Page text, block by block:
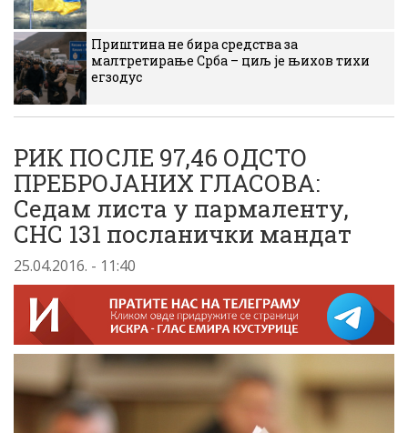
Приштина не бира средства за
малтретирање Срба – циљ је њихов тихи
егзодус
РИК ПОСЛЕ 97,46 ОДСТО
ПРЕБРОЈАНИХ ГЛАСОВА:
Седам листа у пармаленту,
СНС 131 посланички мандат
25.04.2016. - 11:40